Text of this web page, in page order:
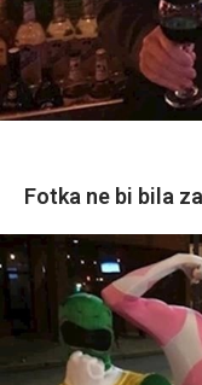
Fotka ne bi bila